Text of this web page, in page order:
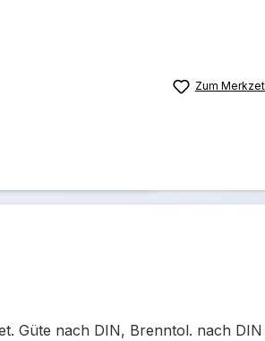
Zum
Güte nach DIN, Brenntol. nach DIN